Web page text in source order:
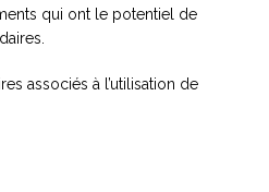
qui ont le potentiel de
associés à l’utilisation de